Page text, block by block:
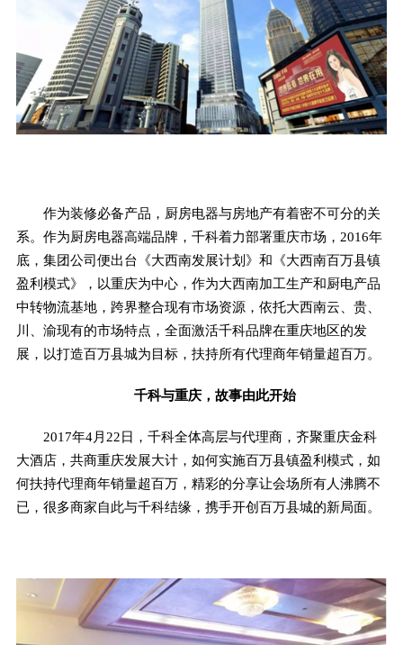
作为装修必备产品，厨房电器与房地产有着密不可分的关
系。作为厨房电器高端品牌，千科着力部署重庆市场，2016年
底，集团公司便出台《大西南发展计划》和《大西南百万县镇
盈利模式》，以重庆为中心，作为大西南加工生产和厨电产品
中转物流基地，跨界整合现有市场资源，依托大西南云、贵、
川、渝现有的市场特点，全面激活千科品牌在重庆地区的发
展，以打造百万县城为目标，扶持所有代理商年销量超百万。
千科与重庆，故事由此开始
2017年4月22日，千科全体高层与代理商，齐聚重庆金科
大酒店，共商重庆发展大计，如何实施百万县镇盈利模式，如
何扶持代理商年销量超百万，精彩的分享让会场所有人沸腾不
已，很多商家自此与千科结缘，携手开创百万县城的新局面。